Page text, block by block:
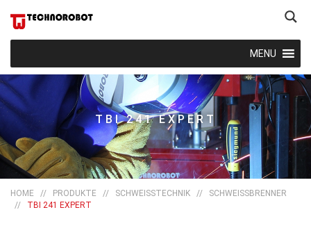
MENU
TBI 241 EXPERT
HOME // PRODUKTE // SCHWEISSTECHNIK //
SCHWEISSBRENNER
//
TBI 241 EXPERT